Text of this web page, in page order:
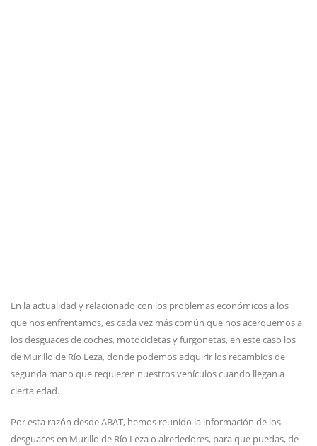
En la actualidad y relacionado con los problemas económicos a los
que nos enfrentamos, es cada vez más común que nos acerquemos a
los desguaces de coches, motocicletas y furgonetas, en este caso los
de Murillo de Río Leza, donde podemos adquirir los recambios de
segunda mano que requieren nuestros vehículos cuando llegan a
cierta edad.
Por esta razón desde ABAT, hemos reunido la información de los
desguaces en Murillo de Río Leza o alrededores, para que puedas, de